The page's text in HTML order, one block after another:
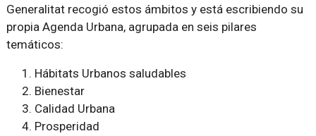
Generalitat recogió estos ámbitos y está escribiendo su
propia Agenda Urbana, agrupada en seis pilares
temáticos:
Hábitats Urbanos saludables
Bienestar
Calidad Urbana
Prosperidad